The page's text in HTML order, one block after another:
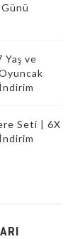
Yaş ve
Seti | 6X